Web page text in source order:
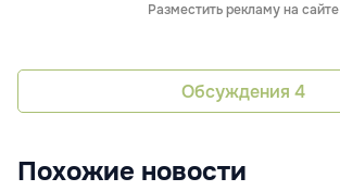
Разместить рекламу на сайте
Обсуждения 4
Похожие новости